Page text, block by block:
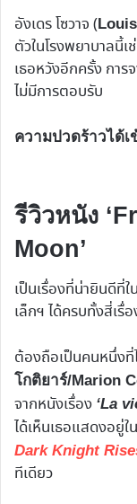
อังเดร โซวาจ (
ตัวในโรงพยาบาลนี้
เธอหวังอีกครั้ง การ
ไม่มีการตอบรับ
ความปวดร้าวได้เ
รีวิวหนัง
Moon’
เป็นเรื่องที่น่ายินดีที่
เล็กฯ ได้ครบทั้งสี่เรื่
ต้องถือเป็นคนหนึ่งที่
โกติยาร์/Marion
จากหนังเรื่อง ‘La
ได้เห็นเธอแสดงอยู่
Dark Knight
ทีเดียว